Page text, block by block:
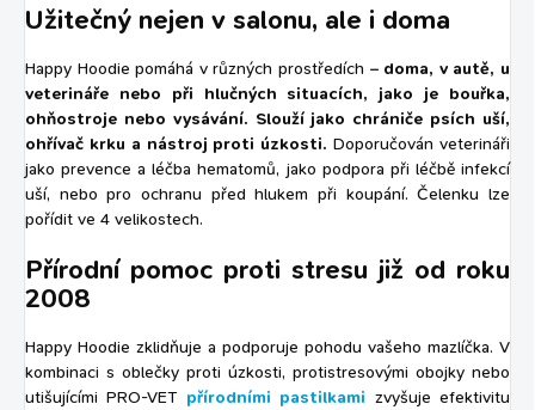
Užitečný nejen v salonu, ale i doma
Happy Hoodie pomáhá v různých prostředích –doma, v autě, u
veterináře nebo při hlučných situacích, jako je bouřka,
ohňostroje nebo vysávání. Slouží jako chrániče psích uší,
ohřívač krku a nástroj proti úzkosti. Doporučován veterináři
jako prevence a léčba hematomů, jako podpora při léčbě infekcí
uší, nebo pro ochranu před hlukem při koupání. Čelenku lze
pořídit ve 4 velikostech.
Přírodní pomoc proti stresu již od roku
2008
Happy Hoodie zklidňuje a podporuje pohodu vašeho mazlíčka. V
kombinaci s oblečky proti úzkosti, protistresovými obojky nebo
utišujícími PRO-VET přírodními pastilkami zvyšuje efektivitu